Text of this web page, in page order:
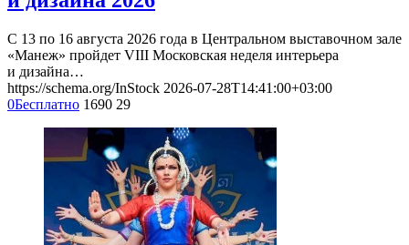
С 13 по 16 августа 2026 года в Центральном выставочном зале
«Манеж» пройдет VIII Московская неделя интерьера
и дизайна…
https://schema.org/InStock 2026-07-28T14:41:00+03:00
0Бесплатно 1690 29